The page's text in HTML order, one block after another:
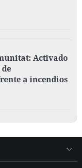
Activado
a incendios